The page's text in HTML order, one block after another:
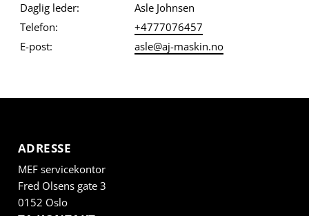
Daglig leder:
Asle Johnsen
Telefon:
+4777076457
E-post:
asle@aj-maskin.no
ADRESSE
MEF servicekontor
Fred Olsens gate 3
0152 Oslo